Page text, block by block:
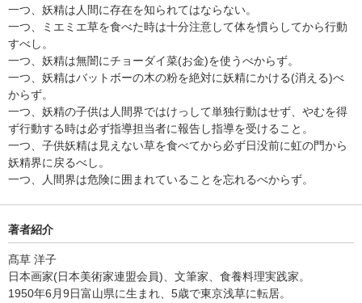
一つ、妖精は人間に存在を知られてはならない。
一つ、ミエミエ草を食べた時は十分注意して体を慣らしてから行動
すべし。
一つ、妖精は無闇にチョーダイ菜(お金)を使うべからず。
一つ、妖精はバットボーの木の粉を絶対に妖精にかける(消える)べ
からず。
一つ、妖精の子供は人間界ではけっして単独行動はせず、やむを得
ず行動する時は必ず指導担当者に報告し指導を受けること。
一つ、子供妖精は見えない草を食べてから必ず日没前に虹の門から
妖精界に戻るべし。
一つ、人間界は危険に囲まれていることを忘れるべからず。
著者紹介
髙草 洋子
日本画家(日本美術家連盟会員)、文筆家、食養料理実践家。
1950年6月9日富山県に生まれ、5歳で東京浅草に転居。